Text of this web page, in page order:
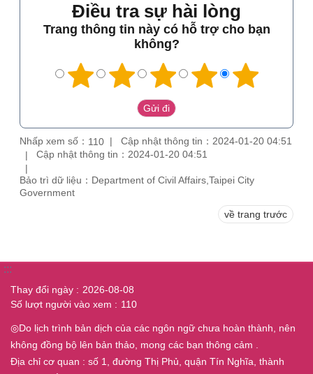
Điều tra sự hài lòng
Trang thông tin này có hỗ trợ cho bạn
không?
Nhấp xem số： 110
Cập nhật thông tin：2024-01-20 04:51
Cập nhật thông tin：2024-01-20 04:51
Bảo trì dữ liệu：Department of Civil Affairs,Taipei City
Government
về trang trước
:::
Thay đổi ngày
2026-08-08
Số lượt người vào xem
110
◎Do lịch trình bản dịch của các ngôn ngữ chưa hoàn thành, nên
không đồng bộ lên bản thảo, mong các bạn thông cảm .
Địa chỉ cơ quan : số 1, đường Thị Phủ, quận Tín Nghĩa, thành